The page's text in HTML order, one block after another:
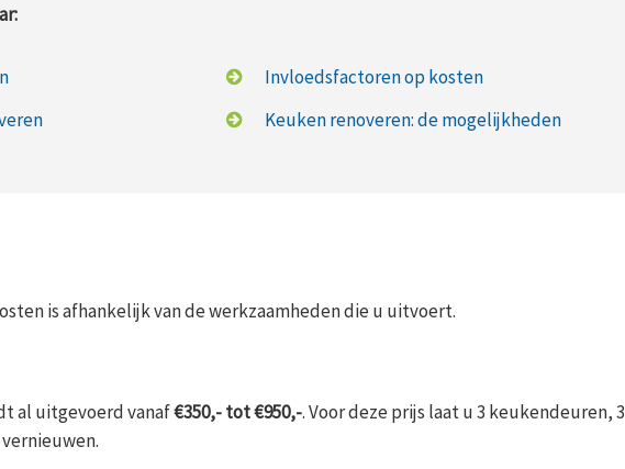
Invloedsfactoren op kosten
Keuken renoveren: de mogelijkheden
is afhankelijk van de werkzaamheden die u uitvoert.
al uitgevoerd vanaf€350,- tot €950,-. Voor deze prijs laat u 3 keukendeuren, 3